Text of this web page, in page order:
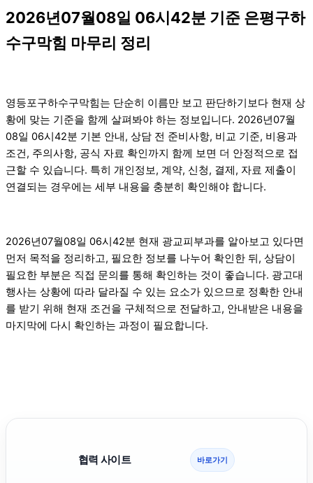
2026년07월08일 06시42분 기준 은평구하
수구막힘 마무리 정리
영등포구하수구막힘는 단순히 이름만 보고 판단하기보다 현재 상
황에 맞는 기준을 함께 살펴봐야 하는 정보입니다. 2026년07월
08일 06시42분 기본 안내, 상담 전 준비사항, 비교 기준, 비용과
조건, 주의사항, 공식 자료 확인까지 함께 보면 더 안정적으로 접
근할 수 있습니다. 특히 개인정보, 계약, 신청, 결제, 자료 제출이
연결되는 경우에는 세부 내용을 충분히 확인해야 합니다.
2026년07월08일 06시42분 현재 광교피부과를 알아보고 있다면
먼저 목적을 정리하고, 필요한 정보를 나누어 확인한 뒤, 상담이
필요한 부분은 직접 문의를 통해 확인하는 것이 좋습니다. 광고대
행사는 상황에 따라 달라질 수 있는 요소가 있으므로 정확한 안내
를 받기 위해 현재 조건을 구체적으로 전달하고, 안내받은 내용을
마지막에 다시 확인하는 과정이 필요합니다.
협력 사이트 바로가기